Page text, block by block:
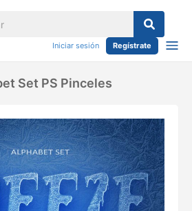
Iniciar sesión Regístrate
Set PS Pinceles